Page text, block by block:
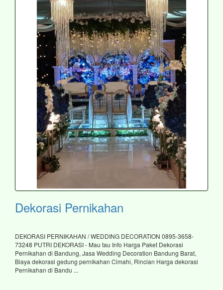
Dekorasi Pernikahan
DEKORASI PERNIKAHAN / WEDDING DECORATION 0895-3658-
73248 PUTRI DEKORASI - Mau tau Info Harga Paket Dekorasi
Pernikahan di Bandung, Jasa Wedding Decoration Bandung Barat,
Biaya dekorasi gedung pernikahan Cimahi, Rincian Harga dekorasi
Pernikahan di Bandu ...